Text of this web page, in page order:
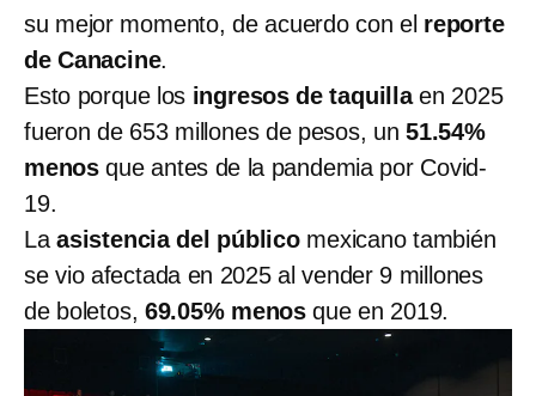
su mejor momento, de acuerdo con el reporte
de Canacine.
Esto porque los ingresos de taquillaen 2025
fueron de 653 millones de pesos, un 51.54%
menos que antes de la pandemia por Covid-
19.
La asistencia del públicomexicano también
se vio afectada en 2025 al vender 9 millones
de boletos, 69.05% menos que en 2019.